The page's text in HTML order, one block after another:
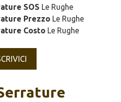
SOS Le Rughe
Prezzo Le Rughe
Costo Le Rughe